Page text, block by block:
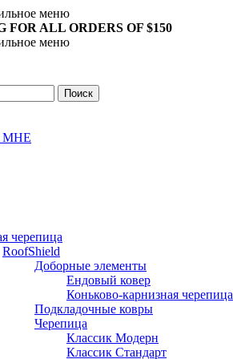
меню
FOR ALL ORDERS OF $150
меню
Поиск
МНЕ
черепица
RoofShield
Доборные элементы
Ендовый ковер
Коньково-карнизная черепица
Подкладочные ковры
Черепица
Классик Модерн
Классик Стандарт